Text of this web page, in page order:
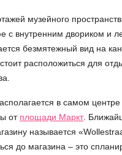
музейного
с внутренним двориком и
безмятежный вид на
расположиться для
в самом центре
от площади Маркт.
называется
до магазина – это